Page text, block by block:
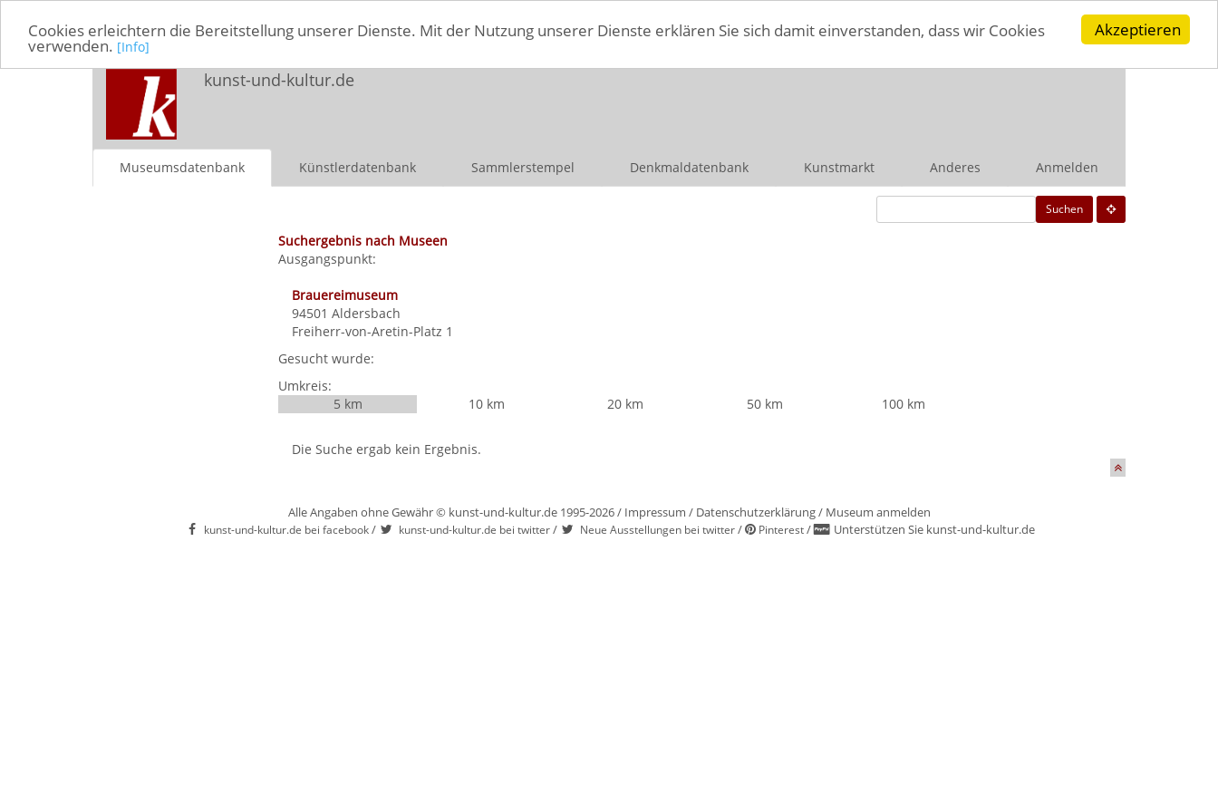
Akzeptieren
Cookies erleichtern die Bereitstellung unserer Dienste. Mit der Nutzung unserer Dienste erklären Sie sich damit einverstanden, dass wir Cookies
verwenden. [Info]
kunst-und-kultur.de
Museumsdatenbank Künstlerdatenbank Sammlerstempel Denkmaldatenbank Kunstmarkt Anderes Anmelden
Suchen
Suchergebnis nach Museen
Ausgangspunkt:
Brauereimuseum
94501 Aldersbach
Freiherr-von-Aretin-Platz 1
Gesucht wurde:
Umkreis:
5 km
10 km 20 km 50 km 100 km
Die Suche ergab kein Ergebnis.
Alle Angaben ohne Gewähr © kunst-und-kultur.de 1995-2026 / Impressum / Datenschutzerklärung/ Museum anmelden
kunst-und-kultur.de bei facebook/ kunst-und-kultur.de bei twitter/ Neue Ausstellungen bei twitter/ Pinterest/ Unterstützen Sie kunst-und-kultur.de